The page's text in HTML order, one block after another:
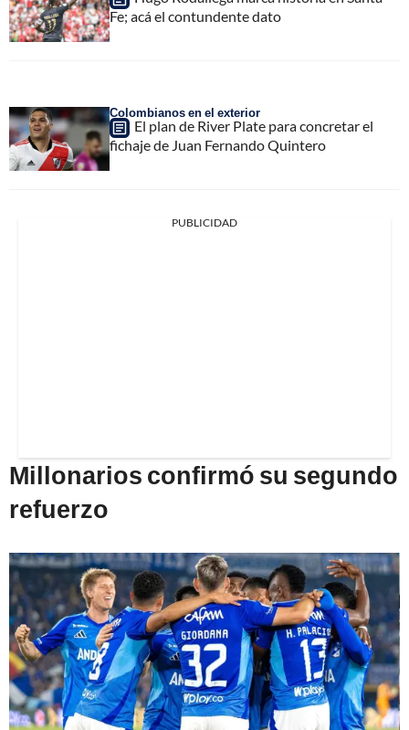
Fe; acá el contundente dato
Colombianos en el exterior
El plan de River Plate para concretar el
fichaje de Juan Fernando Quintero
PUBLICIDAD
Millonarios confirmó su segundo
refuerzo